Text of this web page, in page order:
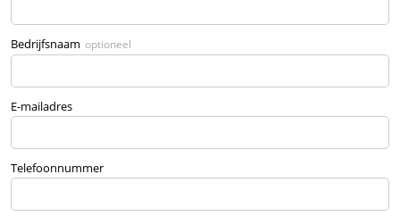
Bedrijfsnaam optioneel
E-mailadres
Telefoonnummer